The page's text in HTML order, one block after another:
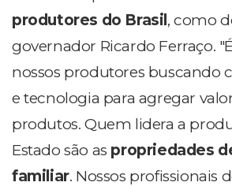
produtores do Brasil , como
governador Ricardo Ferraço.
nossos produtores buscando
e tecnologia para agregar
produtos. Quem lidera a
Estado são as propriedades
familiar. Nossos profissionais